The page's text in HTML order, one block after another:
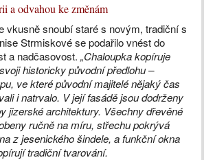
a odvahou ke změnám
vkusně snoubí staré s novým, tradiční s
Strmiskové se podařilo vnést do
a nadčasovost. „Chaloupka kopíruje
historicky původní předlohu –
ve které původní majitelé nějaký čas
i natrvalo. V její fasádě jsou dodrženy
jizerské architektury. Všechny dřevěné
ručně na míru, střechu pokrývá
z jesenického šindele, a funkční okna
tradiční tvarování.